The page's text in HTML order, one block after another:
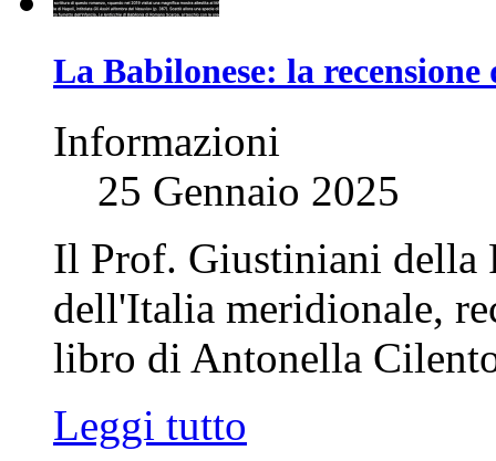
La Babilonese: la
Informazioni
25 Gennaio 2025
Il Prof. Giustiniani della
dell'Italia meridionale,
libro di Antonella
Leggi tutto